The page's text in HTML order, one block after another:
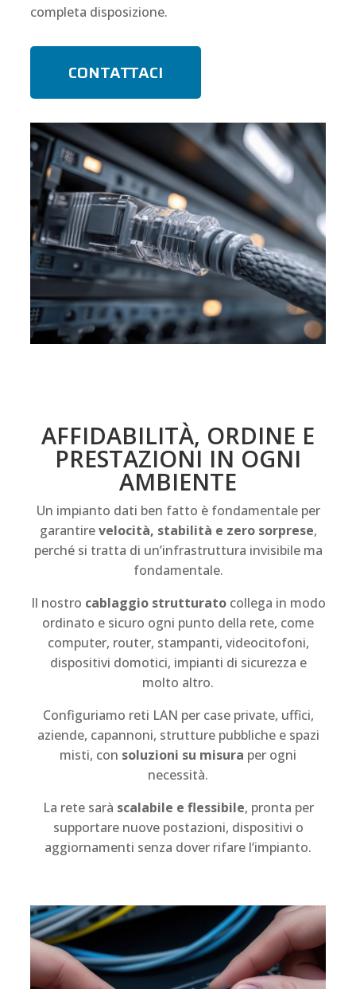
completa disposizione.
CONTATTACI
AFFIDABILITÀ, ORDINE E
PRESTAZIONI IN OGNI
AMBIENTE
Un impianto dati ben fatto è fondamentale per
garantirevelocità, stabilità e zero sorprese,
perché si tratta di un’infrastruttura invisibile ma
fondamentale.
Il nostro cablaggio strutturatocollega in modo
ordinato e sicuro ogni punto della rete, come
computer, router, stampanti, videocitofoni,
dispositivi domotici, impianti di sicurezza e
molto altro.
Configuriamo reti LAN per case private, uffici,
aziende, capannoni, strutture pubbliche e spazi
misti, con soluzioni su misura per ogni
necessità.
La rete sarà scalabile e flessibile, pronta per
supportare nuove postazioni, dispositivi o
aggiornamenti senza dover rifare l’impianto.